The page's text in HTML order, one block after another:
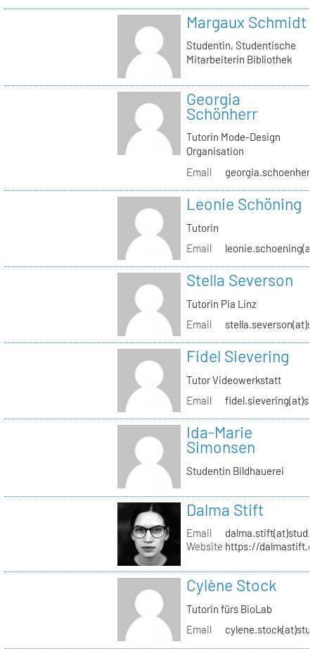
Margaux Schmidt
Studentin, Studentische
Mitarbeiterin Bibliothek
Georgia
Schönherr
Tutorin Mode-Design
Organisation
Email
Leonie Schöning
Tutorin
Email
Stella Severson
Tutorin Pia Linz
Email
Fidel Sievering
Tutor Videowerkstatt
Email
Ida-Marie
Simonsen
Studentin Bildhauerei
Dalma Stift
Email
Website https://
Cylène Stock
Tutorin fürs BioLab
Email